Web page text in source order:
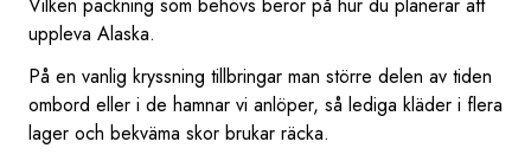
uppleva Alaska.
På en vanlig kryssning tillbringar man större delen av tiden
ombord eller i de hamnar vi anlöper, så lediga kläder i flera
lager och bekväma skor brukar räcka.